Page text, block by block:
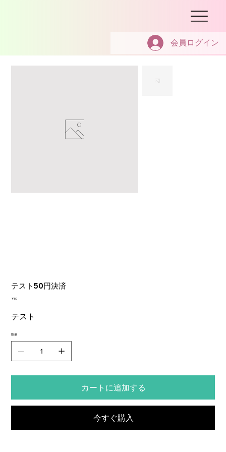
会員ログイン
テスト50円決済
価
￥50
テスト
数量
カートに追加する
今すぐ購入